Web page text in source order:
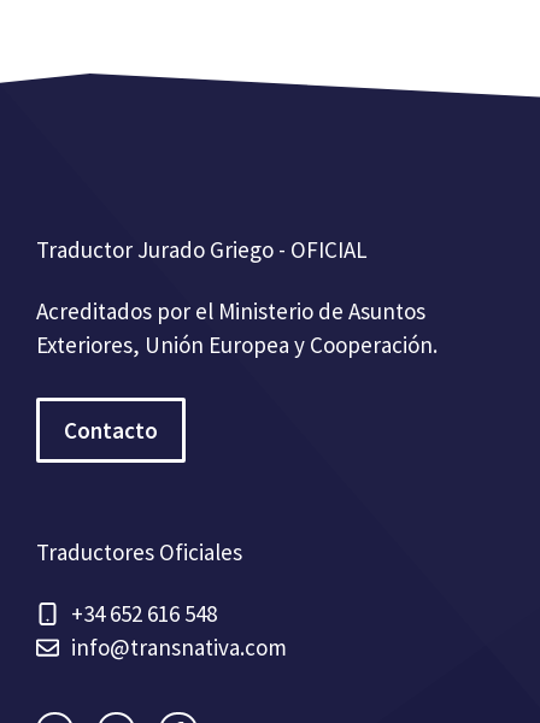
Traductor Jurado Griego - OFICIAL
Acreditados por el Ministerio de Asuntos
Exteriores, Unión Europea y Cooperación.
Contacto
Traductores Oficiales
+34 652 616 548
info@transnativa.com